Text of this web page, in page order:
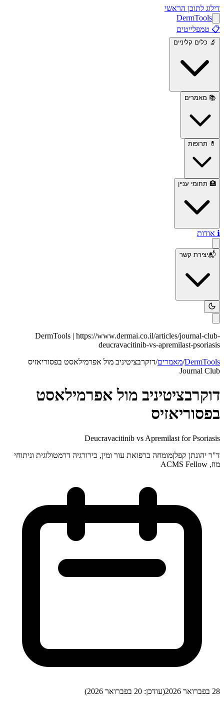
דילוג לתוכן הראשי
DermTools
📋 טמפלייטים
🔬 כלים קליניים
📚 מאמרים
💊 תרופות
🏥 תחומי עניין
ℹ️ אודות
📬יצירת קשר
DermTools | https://www.dermai.co.il/articles/journal-club-
deucravacitinib-vs-apremilast-psoriasis
DermTools
/מאמרים/דוקרבציטיניב מול אפרמילאסט בפסוריאזיס
Journal Club
דוקרבציטיניב מול אפרמילאסט
בפסוריאזיס
Deucravacitinib vs Apremilast for Psoriasis
ד"ר יהונתן קפלןמומחה ברפואת עור ומין, כירורגיה דרמטולוגית וניתוחי
מוז, ACMS Fellow
28 בפברואר 2026 (עודכן: 20 בפברואר 2026 )